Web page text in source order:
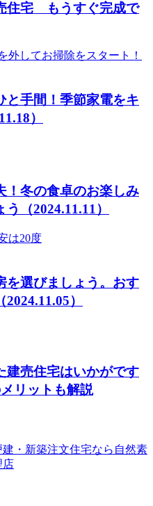
住宅 もうすぐ完成で
と手間！季節家電をキ
）
！冬の食卓のお楽しみ
う
（2024.11.11）
を選びましょう。おす
（2024.11.05）
建売住宅はいかがです
リットも解説